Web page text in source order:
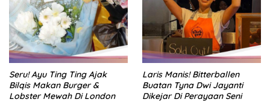
Seru! Ayu Ting Ting Ajak
Bilqis Makan Burger &
Lobster Mewah Di London
Laris Manis! Bitterballen
Buatan Tyna Dwi Jayanti
Dikejar Di Perayaan Seni